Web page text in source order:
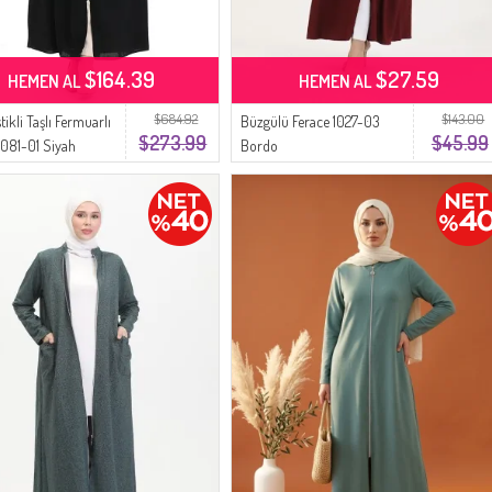
$684.92
$273.99
Taşlı Fermuarlı
01 Siyah
HEMEN AL$164.39
$143.00
$45.99
Büzgülü Ferace 1027-03
Bordo
HEMEN AL$27.59